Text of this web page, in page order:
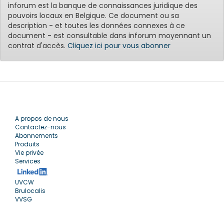
inforum est la banque de connaissances juridique des
pouvoirs locaux en Belgique. Ce document ou sa
description - et toutes les données connexes à ce
document - est consultable dans inforum moyennant un
contrat d'accès. Cliquez ici pour vous abonner
A propos de nous
Contactez-nous
Abonnements
Produits
Vie privée
Services
UVCW
Brulocalis
VVSG